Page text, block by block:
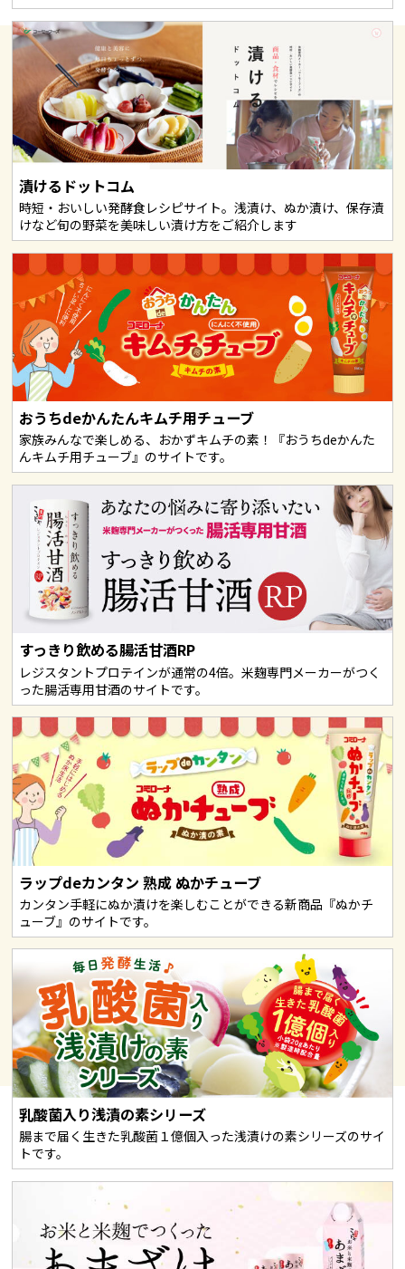
漬けるドットコム
時短・おいしい発酵食レシピサイト。浅漬け、ぬか漬け、保存漬
けなど旬の野菜を美味しい漬け方をご紹介します
おうちdeかんたんキムチ用チューブ
家族みんなで楽しめる、おかずキムチの素！『おうちdeかんた
んキムチ用チューブ』のサイトです。
すっきり飲める腸活甘酒RP
レジスタントプロテインが通常の4倍。米麹専門メーカーがつく
った腸活専用甘酒のサイトです。
ラップdeカンタン 熟成 ぬかチューブ
カンタン手軽にぬか漬けを楽しむことができる新商品『ぬかチ
ューブ』のサイトです。
乳酸菌入り浅漬の素シリーズ
腸まで届く生きた乳酸菌１億個入った浅漬けの素シリーズのサイ
トです。